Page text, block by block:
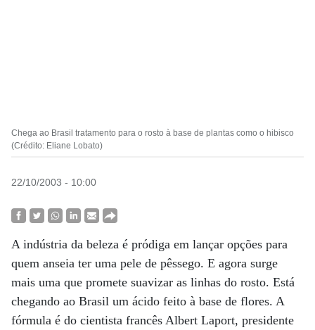
Chega ao Brasil tratamento para o rosto à base de plantas como o hibisco
(Crédito: Eliane Lobato)
22/10/2003 - 10:00
A indústria da beleza é pródiga em lançar opções para
quem anseia ter uma pele de pêssego. E agora surge
mais uma que promete suavizar as linhas do rosto. Está
chegando ao Brasil um ácido feito à base de flores. A
fórmula é do cientista francês Albert Laport, presidente